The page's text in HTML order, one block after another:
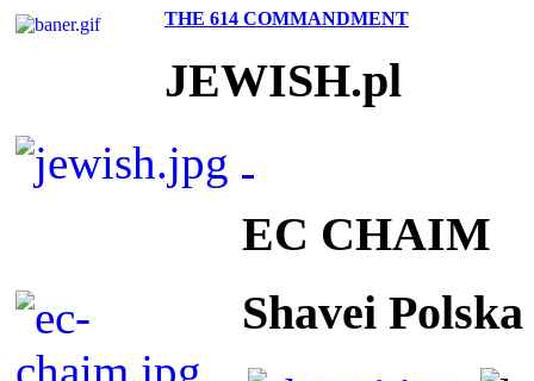
THE 614 COMMANDMENT
JEWISH.pl
EC CHAIM
Shavei Polska